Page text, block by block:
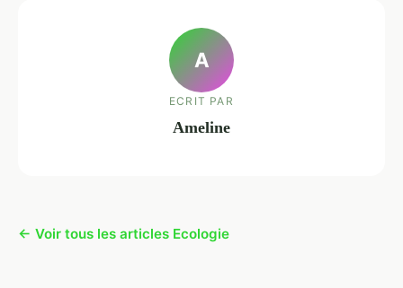
A
ECRIT PAR
Ameline
← Voir tous les articles Ecologie